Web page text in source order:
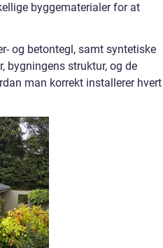
byggematerialer for at
og betontegl, samt syntetiske
bygningens struktur, og de
man korrekt installerer hvert